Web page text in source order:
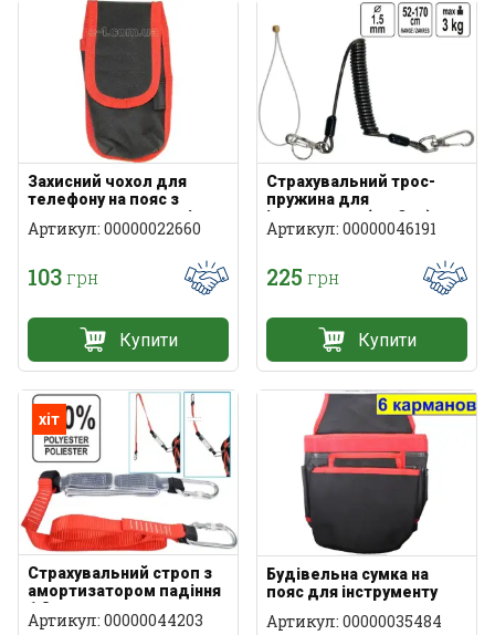
Захисний чохол для
телефону на пояс з
клапаном на липучці
Артикул: 00000022660
103грн
Купити
Страхувальний трос-
пружина для
інструменту (до 3 кг)
Артикул: 00000046191
225 грн
Купити
хіт
Страхувальний строп з
амортизатором падіння
1.8 м
Артикул: 00000044203
Будівельна сумка на
пояс для інструменту
Артикул: 00000035484